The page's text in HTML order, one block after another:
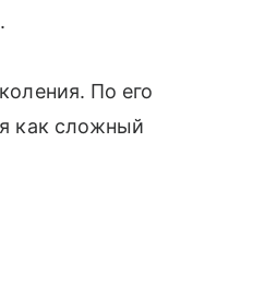
По его
как сложный